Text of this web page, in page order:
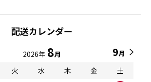
配送カレンダー
2026年 8月 9月
火 水 木 金
土